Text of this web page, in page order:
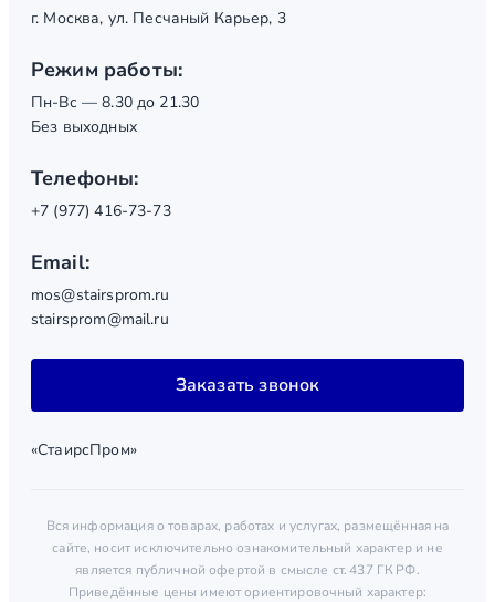
г. Москва, ул. Песчаный Карьер, 3
Режим работы:
Пн-Вс — 8.30 до 21.30
Без выходных
Телефоны:
+7 (977) 416-73-73
Email:
mos@stairsprom.ru
stairsprom@mail.ru
Заказать звонок
«СтаирсПром»
Вся информация о товарах, работах и услугах, размещённая на
сайте, носит исключительно ознакомительный характер и не
является публичной офертой в смысле ст. 437 ГК РФ.
Приведённые цены имеют ориентировочный характер: